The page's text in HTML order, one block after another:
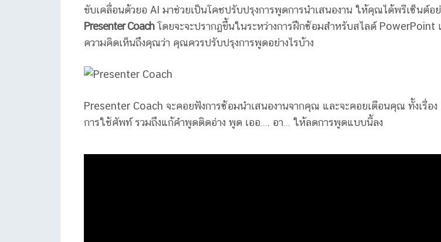
ขับเคลื่อนด้วยอ AI มาช่วยเป็นโคชปรับปรุงการพูดการนำเสนองาน ให้คุณได้พรีเซ็นต์อ
Presenter Coachโดยจะจะปรากฏขึ้นในระหว่างการฝึกซ้อมสำหรับสไลด์ PowerPoint
ความคิดเห็นถึงคุณว่า คุณควรปรับปรุงการพูดอย่างไรบ้าง
Presenter Coach จะคอยฟังการซ้อมนำเสนองานจากคุณ และจะคอยเตือนคุณ ทั้งเรื่อง
การใช้ศัพท์ รวมถึงแก้คำพูดติดอ่าง พูด เออ…. อา… ให้ลดการพูดแบบนี้ลง